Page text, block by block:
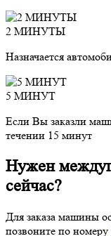
2 МИНУТЫ
Назначается
5 МИНУТ
Если Вы заказли
течении 15 минут
Нужен
сейчас?
Для заказа машины
позвоните по номеру